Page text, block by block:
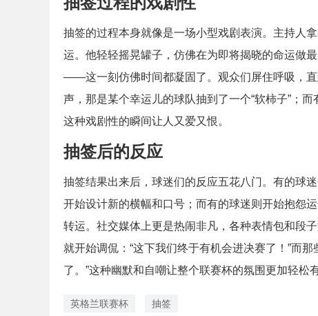
抽签的过程本身就像是一场小型戏剧表演。主持人
运。他轻轻摇晃罐子，仿佛在为即将揭晓的命运做
——这一刻仿佛时间都凝固了。观众们屏住呼吸，
声，那是某个幸运儿的球队抽到了一个“软柿子”；
这种戏剧性的瞬间让人又爱又恨。
抽签后的反应
抽签结果出来后，球迷们的反应五花八门。有的球
开始设计新的横幅和口号；而有的球迷则开始抱怨
转运。社交媒体上更是热闹非凡，各种表情包和段
就开始调侃：“这下我们终于有机会进决赛了！”而
了。”这种幽默和自嘲让整个联赛杯的氛围更加轻松有
英格兰联赛杯 抽签